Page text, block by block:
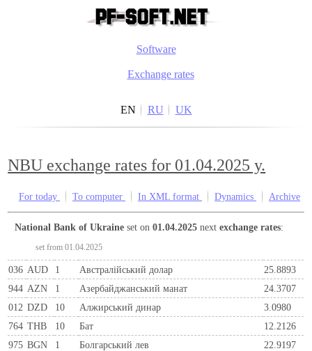
Software
Exchange rates
EN RU UK
NBU exchange rates for 01.04.2025 y.
For today To computer In XML format Dynamics Archive
National Bank of Ukraine set on01.04.2025 nextexchange rates:
set from 01.04.2025
036 AUD 1 Австралійський долар
25.8893
944 AZN 1 Азербайджанський манат
24.3707
012 DZD 10 Алжирський динар
3.0980
764 THB 10 Бат
12.2126
975 BGN 1 Болгарський лев
22.9197